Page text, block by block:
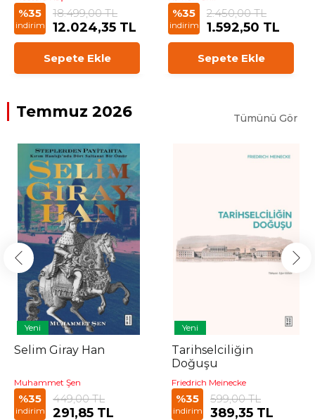
%35
indirim
18.499,00 TL
12.024,35 TL
Sepete Ekle
%35
indirim
2.450,00 TL
1.592,50 TL
Sepete Ekle
Temmuz 2026 Tümünü Gör
Yeni
Selim Giray Han
Muhammet Şen
%35
indirim
449,00 TL
291,85 TL
Yeni
Tarihselciliğin
Doğuşu
Friedrich Meinecke
%35
indirim
599,00 TL
389,35 TL